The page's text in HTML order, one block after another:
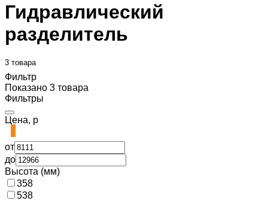
Гидравлический
разделитель
3 товара
Фильтр
Показано 3 товара
Фильтры
Цена, р
от
до
Высота (мм)
358
538